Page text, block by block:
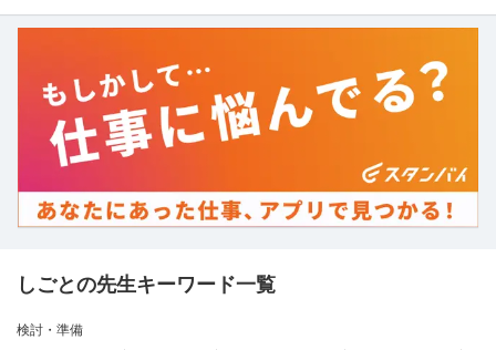
しごとの先生キーワード一覧
検討・準備